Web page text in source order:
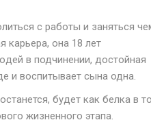
с работы и заняться
карьера, она 18 лет
в подчинении, достойная
и воспитывает сына одна.
будет как белка в
жизненного этапа.